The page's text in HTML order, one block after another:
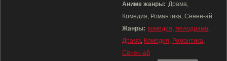
Аниме жанры: Драма,
Комедия, Романтика, Сёнен-ай
Жанры: комедия, мелодрама,
Драма, Комедия, Романтика,
Сёнен-ай